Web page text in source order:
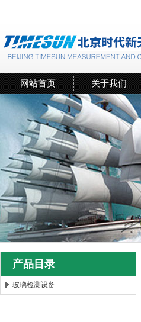
网站首页 关于我们
产品目录
玻璃检测设备